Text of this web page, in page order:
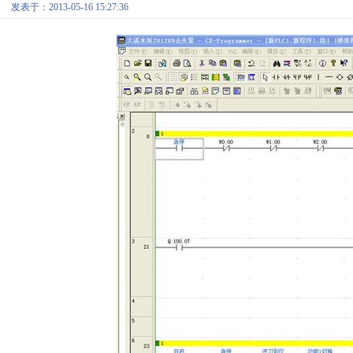
发表于：2013-05-16 15:27:36